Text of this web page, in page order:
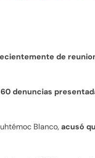
de
denuncias
Blanco,acusó